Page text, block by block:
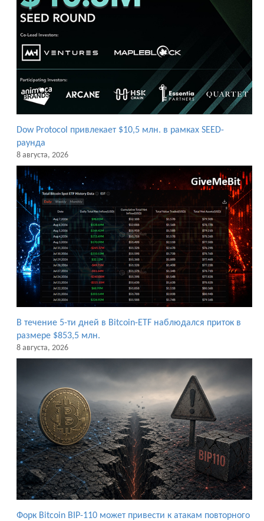
Dow Protocol привлекает $10,5 млн. в рамках SEED-
раунда
8 августа, 2026
В течение 5-ти дней в Bitcoin-ETF наблюдался приток в
размере $853,5 млн.
8 августа, 2026
Форк Bitcoin BIP-110 может привести к атакам повторного